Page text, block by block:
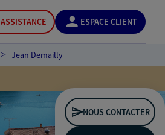
ASSISTANCE ESPACE CLIENT
Jean Demailly
NOUS CONTACTER